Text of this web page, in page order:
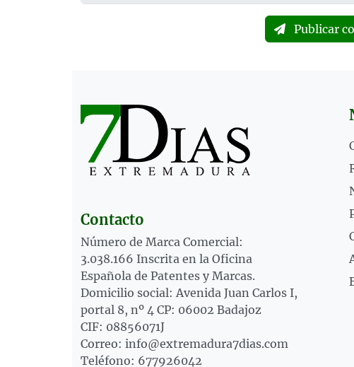
Publicar
Contacto
Número de Marca Comercial:
3.038.166 Inscrita en la Oficina
Española de Patentes y Marcas.
Domicilio social: Avenida Juan Carlos I,
portal 8, nº 4 CP: 06002 Badajoz
CIF: 08856071J
Correo: info@extremadura7dias.com
Teléfono: 677926042